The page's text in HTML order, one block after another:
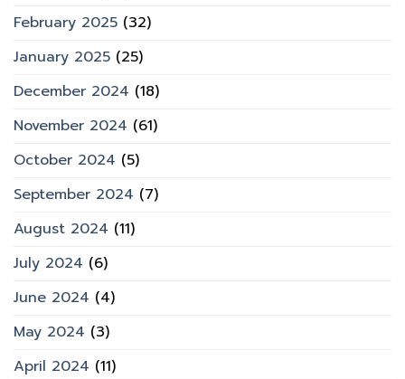
February 2025 (32)
January 2025 (25)
December 2024 (18)
November 2024 (61)
October 2024 (5)
September 2024 (7)
August 2024 (11)
July 2024 (6)
June 2024 (4)
May 2024 (3)
April 2024 (11)